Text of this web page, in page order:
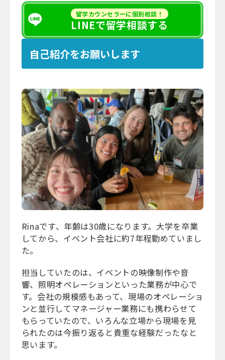
留学カウンセラーに個別相談！
LINEで留学相談する
自己紹介をお願いします
Rinaです、年齢は30歳になります。大学を卒業
してから、イベント会社に約7年程勤めていまし
た。
担当していたのは、イベントの映像制作や音
響、照明オペレーションといった業務が中心で
す。会社の規模感もあって、現場のオペレーショ
ンと並行してマネージャー業務にも携わらせて
もらっていたので、いろんな立場から現場を見
られたのは今振り返ると貴重な経験だったなと
思います。